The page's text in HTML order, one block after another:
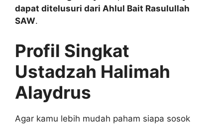
dapat ditelusuri dari Ahlul Bait Rasulullah
SAW.
Profil Singkat
Ustadzah Halimah
Alaydrus
Agar kamu lebih mudah paham siapa sosok